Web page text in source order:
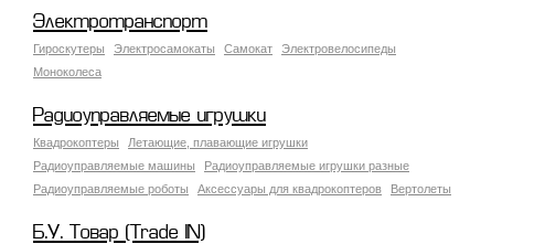
Электротранспорт
Гироскутеры Электросамокаты Самокат
Электровелосипеды
Моноколеса
Радиоуправляемые игрушки
Квадрокоптеры
Летающие, плавающие игрушки
Радиоуправляемые машины
Радиоуправляемые игрушки разные
Радиоуправляемые роботы
Аксессуары для квадрокоптеров Вертолеты
Б.У. Товар (Trade IN)